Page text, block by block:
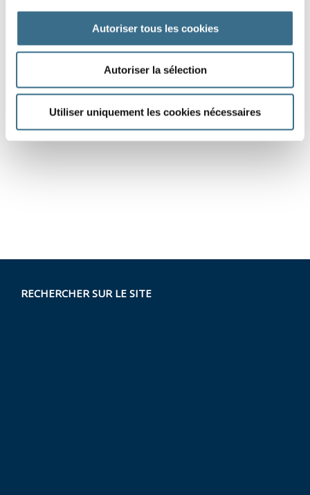
Autoriser tous les cookies
Autoriser la sélection
Utiliser uniquement les cookies nécessaires
RECHERCHER SUR LE SITE